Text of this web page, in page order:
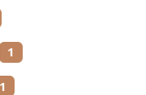
1
1